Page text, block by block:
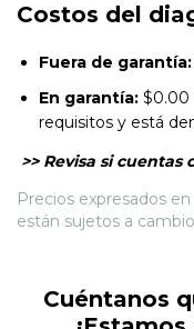
Costos del
Fuera de garantía:
En garantía: $0.00
requisitos y está
>> Revisa si cuentas
Precios expresados
están sujetos a
Cuéntanos